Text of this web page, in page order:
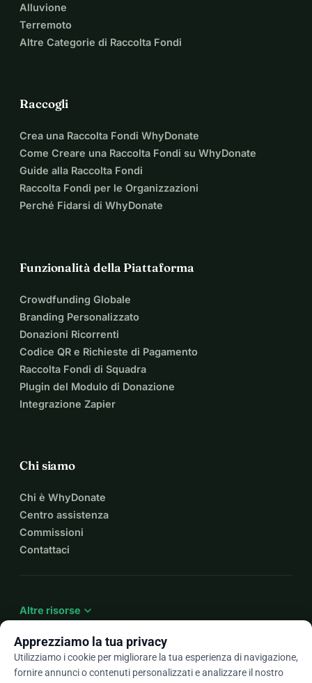
Alluvione
Terremoto
Altre Categorie di Raccolta Fondi
Raccogli
Crea una Raccolta Fondi WhyDonate
Come Creare una Raccolta Fondi su WhyDonate
Guide alla Raccolta Fondi
Raccolta Fondi per le Organizzazioni
Perché Fidarsi di WhyDonate
Funzionalità della Piattaforma
Crowdfunding Globale
Branding Personalizzato
Donazioni Ricorrenti
Codice QR e Richieste di Pagamento
Raccolta Fondi di Squadra
Plugin del Modulo di Donazione
Integrazione Zapier
Chi siamo
Chi è WhyDonate
Centro assistenza
Commissioni
Contattaci
Altre risorse expand_more
Apprezziamo la tua privacy
Utilizziamo i cookie per migliorare la tua esperienza di navigazione,
fornire annunci o contenuti personalizzati e analizzare il nostro